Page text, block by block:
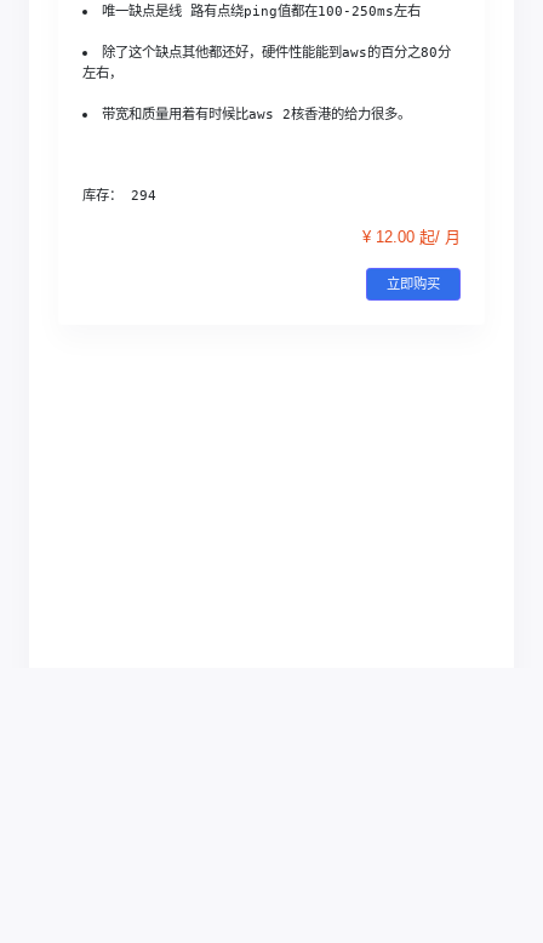
唯一缺点是线 路有点绕ping值都在100-250ms左右
除了这个缺点其他都还好，硬件性能能到aws的百分之80分
左右，
带宽和质量用着有时候比aws 2核香港的给力很多。
库存： 294
¥ 12.00 起/ 月
立即购买